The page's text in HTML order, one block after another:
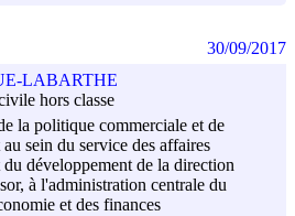
LABARTHE
hors classe
la politique commerciale et de
sein du service des affaires
développement de la direction
à l'administration centrale du
et des finances
30/09/2017